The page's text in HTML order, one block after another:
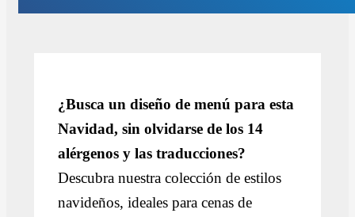
¿Busca un diseño de menú para esta
Navidad, sin olvidarse de los 14
alérgenos y las traducciones?
Descubra nuestra colección de estilos
navideños, ideales para cenas de